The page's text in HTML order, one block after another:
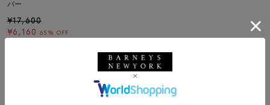
バー
¥17,600
¥6,160
65% OFF
1